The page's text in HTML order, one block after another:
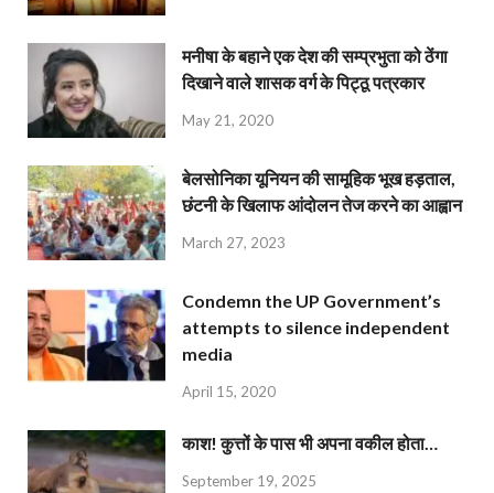
मनीषा के बहाने एक देश की सम्प्रभुता को ठेंगा
दिखाने वाले शासक वर्ग के पिट्ठू पत्रकार
May 21, 2020
बेलसोनिका यूनियन की सामूहिक भूख हड़ताल,
छंटनी के खिलाफ आंदोलन तेज करने का आह्वान
March 27, 2023
Condemn the UP Government’s
attempts to silence independent
media
April 15, 2020
काश! कुत्तों के पास भी अपना वकील होता…
September 19, 2025